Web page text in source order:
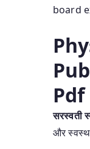
board
सरस्वती
और स्वस्थ